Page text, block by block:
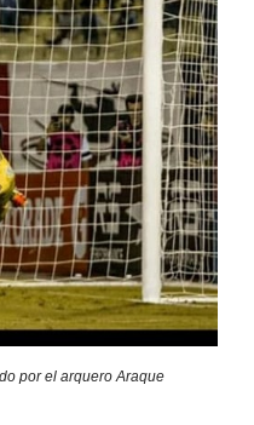
por el arquero Araque